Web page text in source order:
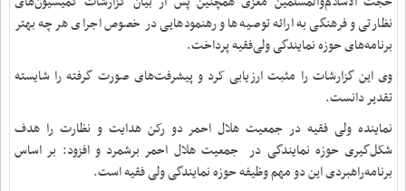
نظارتی و فرهنگی به ارائه توصیه‌ها و رهنمودهایی در خصوص اجرای هر چه بهتر
برنامه‌های حوزه نمایندگی ولی‌فقیه پرداخت.
وی این گزارشات را مثبت ارزیابی کرد و پیشرفت‌های صورت گرفته را شایسته
تقدیر دانست.
نماینده ولی فقیه در جمعیت هلال احمر دو رکن هدایت و نظارت را هدف
شکل‌گیری حوزه نمایندگی در جمعیت هلال احمر برشمرد و افزود: بر اساس
برنامه‌راهبردی این دو مهم وظیفه حوزه نمایندگی ولی فقیه است.